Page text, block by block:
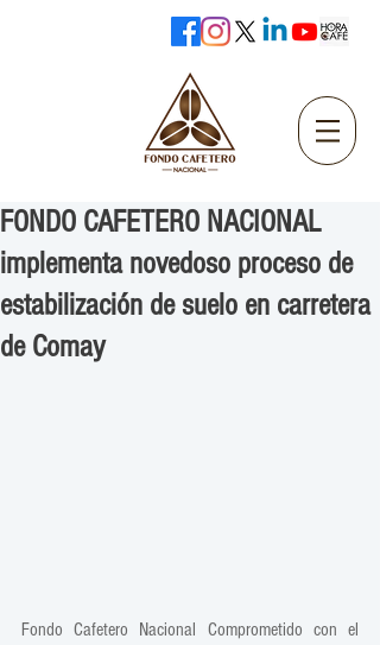
FONDO CAFETERO NACIONAL
implementa novedoso proceso de
estabilización de suelo en carretera
de Comay
Fondo Cafetero Nacional Comprometido con el